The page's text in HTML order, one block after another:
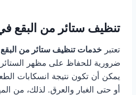
تنظيف ستائر من البقع
تعتبر خدمات تنظيف ستائر من البقع
ضرورية للحفاظ على مظهر الستائر
يمكن أن تكون نتيجة انسكابات
أو حتى الغبار والعرق. لذلك، من